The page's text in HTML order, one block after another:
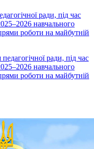
ради, під час
навчального
роботи на майбутній